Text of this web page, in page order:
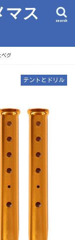
マス
search
ペグ
テントとドリル